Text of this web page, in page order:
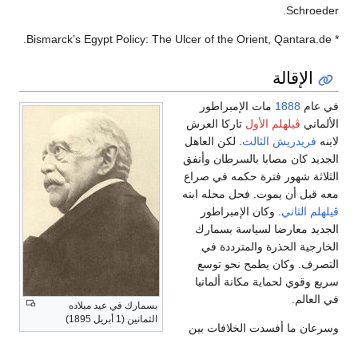
Schroeder.
​* Bismarck’s Egypt Policy: The Ulcer of the Orient, Qantara.de.
الإقالة
بسمارك في عيد ميلاده
الثمانين (1 أبريل 1895)
في عام 1888 مات الإمبراطور
الألماني ڤيلهلم الأول تاركا العرش
لابنه فريدريش الثالث. لكن العاهل
الجديد كان مصابا بالسرطان وأنفق
الثلاثة شهور فترة حكمه في صراع
معه قبل أن يموت. فحل محله ابنه
ڤيلهلم الثاني. وكان الإمبراطور
الجديد معارضا لسياسة بسمارك
الخارجية الحذرة والمترددة في
التصرف. وكان يطمح نحو توسع
سريع وقوي لحماية مكانة ألمانيا
في العالم.
وسرعان ما أفسدت الخلافات بين